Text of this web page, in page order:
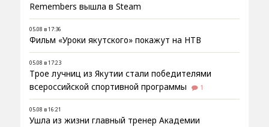
Remembers вышла в Steam
05.08 в 17:36
Фильм «Уроки якутского» покажут на НТВ
05.08 в 17:23
Трое лучниц из Якутии стали победителями
всероссийской спортивной программы
1
05.08 в 16:21
Ушла из жизни главный тренер Академии